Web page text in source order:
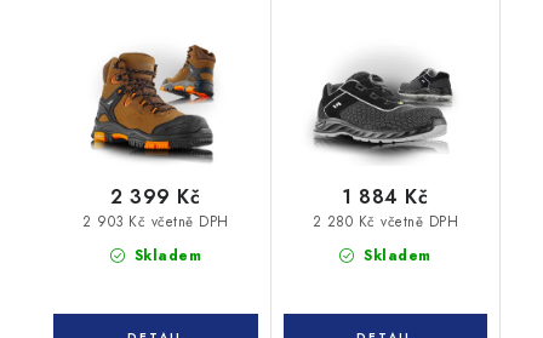
Skladem
2 903 Kč včetně DPH
2 399 Kč
Skladem
2 280 Kč včetně DPH
1 884 Kč